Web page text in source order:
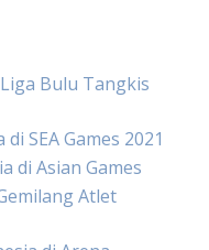
Bulu Tangkis
SEA Games 2021
di Asian Games
Atlet